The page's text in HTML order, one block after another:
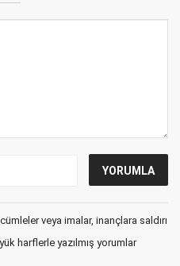
veya imalar, inançlara saldırı
harflerle yazılmış yorumlar